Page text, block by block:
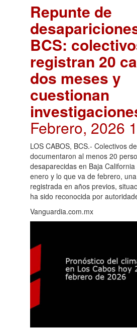
Repunte de
BCS:
registran 20
dos meses y
cuestionan
Febrero, 2026
LOS CABOS, BCS.- Colectivos
documentaron al menos 20
desaparecidas en Baja
enero y lo que va de febrero,
registrada en años previos,
ha sido reconocida por
Vanguardia.com.mx